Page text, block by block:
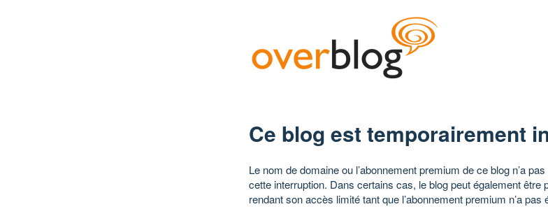
Ce blog est temporairement
Le nom de domaine ou l’abonnement premium de ce blog n’a
cette interruption. Dans certains cas, le blog peut également être
rendant son accès limité tant que l’abonnement premium n’a pas